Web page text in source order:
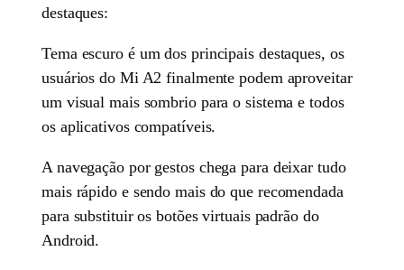
destaques:
Tema escuro é um dos principais destaques, os
usuários do Mi A2 finalmente podem aproveitar
um visual mais sombrio para o sistema e todos
os aplicativos compatíveis.
A navegação por gestos chega para deixar tudo
mais rápido e sendo mais do que recomendada
para substituir os botões virtuais padrão do
Android.